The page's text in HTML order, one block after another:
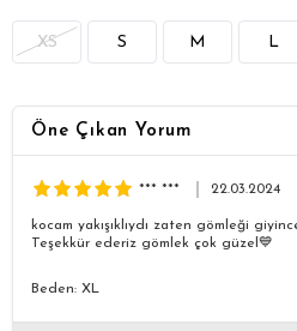
XS S M L
Öne Çıkan Yorum
*** *** 22.03.2024
kocam yakışıklıydı zaten gömleği
Teşekkür ederiz gömlek çok güzel💙
Beden: XL